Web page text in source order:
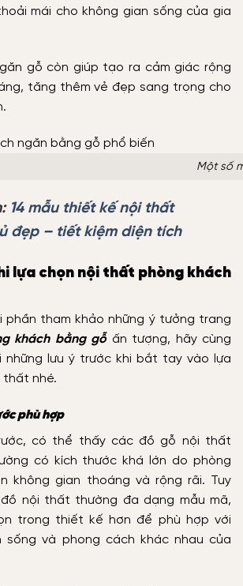
mái cho không gian sống của gia
gỗ còn giúp tạo ra cảm giác rộng
tăng thêm vẻ đẹp sang trọng cho
Một số
14 mẫu thiết kế nội thất
đẹp – tiết kiệm diện tích
lựa chọn nội thất phòng khách
phần tham khảo những ý tưởng trang
khách bằng gỗ ấn tượng, hãy cùng
những lưu ý trước khi bắt tay vào lựa
thất nhé.
phù hợp
có thể thấy các đồ gỗ nội thất
có kích thước khá lớn do phòng
không gian thoáng và rộng rãi. Tuy
đồ nội thất thường đa dạng mẫu mã,
trong thiết kế hơn để phù hợp với
sống và phong cách khác nhau của